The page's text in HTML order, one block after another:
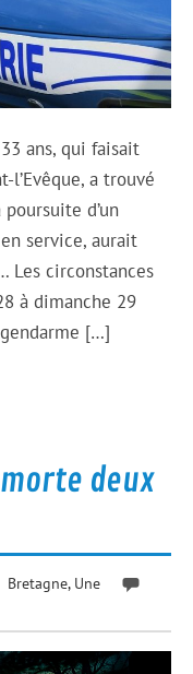
ans, qui faisait
a trouvé
d’un
service, aurait
Les circonstances
à dimanche 29
[…]
deux
Bretagne, Une